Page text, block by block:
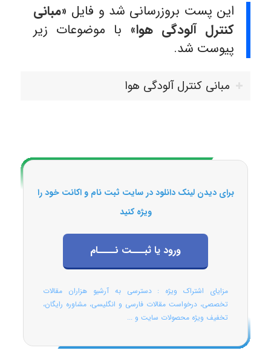
این پست بروزرسانی شد و فایل «مبانی
کنترل آلودگی هوا» با موضوعات زیر
پیوست شد.
مبانی کنترل آلودگی هوا
برای دیدن لینک دانلود در سایت ثبت نام و اکانت خود را
ویژه کنید
ورود یا ثبـــت نــــام
مزایای اشتراک ویژه : دسترسی به آرشیو هزاران مقالات
تخصصی، درخواست مقالات فارسی و انگلیسی، مشاوره رایگان،
تخفیف ویژه محصولات سایت و ...